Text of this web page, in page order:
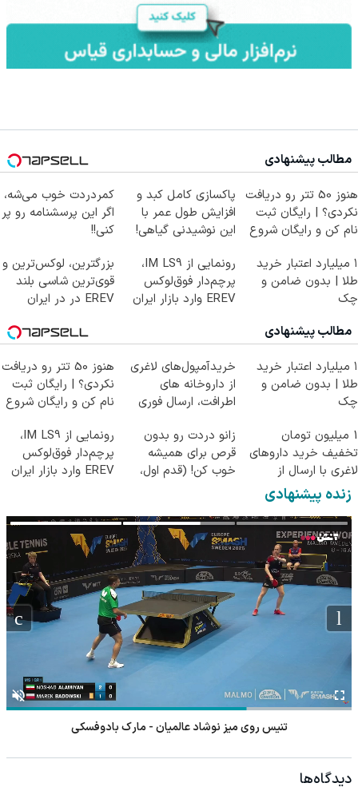
مطالب پیشنهادی
هنوز 50 تتر رو دریافت
نکردی؟ | رایگان ثبت
نام کن و رایگان شروع
پاکسازی کامل کبد و
افزایش طول عمر با
این نوشیدنی گیاهی!
کمردردت خوب می‌شه،
اگر این پرسشنامه رو پر
کنی!!
۱ میلیارد اعتبار خرید
طلا | بدون ضامن و
چک
رونمایی از IM LS9،
پرچم‌دار فوق‌لوکس
EREV وارد بازار ایران
بزرگترین، لوکس‌ترین و
قوی‌ترین شاسی بلند
EREV در در ایران
مطالب پیشنهادی
۱ میلیارد اعتبار خرید
طلا | بدون ضامن و
چک
خریدآمپول‌های لاغری
از داروخانه های
اطرافت، ارسال فوری
هنوز 50 تتر رو دریافت
نکردی؟ | رایگان ثبت
نام کن و رایگان شروع
1 میلیون تومان
تخفیف خرید داروهای
لاغری با ارسال از
داروخانه و پک یخ!
زانو دردت رو بدون
قرص برای همیشه
خوب کن! (قدم اول،
رونمایی از IM LS9،
پرچم‌دار فوق‌لوکس
EREV وارد بازار ایران
زنده پیشنهادی
تنیس روی میز نوشاد عالمیان - مارک بادوفسکی
دیدگاه‌ها